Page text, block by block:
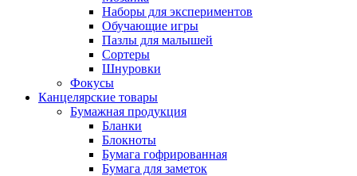
Наборы для экспериментов
Обучающие игры
Пазлы для малышей
Сортеры
Шнуровки
Фокусы
Канцелярские товары
Бумажная продукция
Бланки
Блокноты
Бумага гофрированная
Бумага для заметок